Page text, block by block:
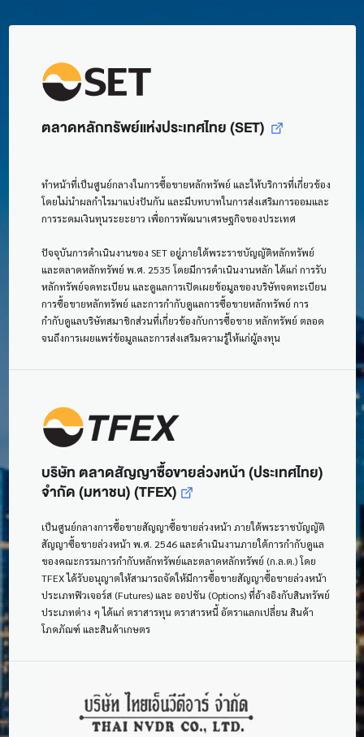
ตลาดหลักทรัพย์แห่งประเทศไทย (SET)
ทำหน้าที่เป็นศูนย์กลางในการซื้อขายหลักทรัพย์ และให้บริการที่เกี่ยวข้อง
โดยไม่นำผลกำไรมาแบ่งปันกัน และมีบทบาทในการส่งเสริมการออมและ
การระดมเงินทุนระยะยาว เพื่อการพัฒนาเศรษฐกิจของประเทศ
ปัจจุบันการดำเนินงานของ SET อยู่ภายใต้พระราชบัญญัติหลักทรัพย์
และตลาดหลักทรัพย์ พ.ศ. 2535 โดยมีการดำเนินงานหลัก ได้แก่ การรับ
หลักทรัพย์จดทะเบียน และดูแลการเปิดเผยข้อมูลของบริษัทจดทะเบียน
การซื้อขายหลักทรัพย์ และการกำกับดูแลการซื้อขายหลักทรัพย์ การ
กำกับดูแลบริษัทสมาชิกส่วนที่เกี่ยวข้องกับการซื้อขาย หลักทรัพย์ ตลอด
จนถึงการเผยแพร่ข้อมูลและการส่งเสริมความรู้ให้แก่ผู้ลงทุน
บริษัท ตลาดสัญญาซื้อขายล่วงหน้า (ประเทศไทย)
จำกัด (มหาชน) (TFEX)
เป็นศูนย์กลางการซื้อขายสัญญาซื้อขายล่วงหน้า ภายใต้พระราชบัญญัติ
สัญญาซื้อขายล่วงหน้า พ.ศ. 2546 และดำเนินงานภายใต้การกำกับดูแล
ของคณะกรรมการกำกับหลักทรัพย์และตลาดหลักทรัพย์ (ก.ล.ต.) โดย
TFEX ได้รับอนุญาตให้สามารถจัดให้มีการซื้อขายสัญญาซื้อขายล่วงหน้า
ประเภทฟิวเจอร์ส (Futures) และ ออปชัน (Options) ที่อ้างอิงกับสินทรัพย์
ประเภทต่าง ๆ ได้แก่ ตราสารทุน ตราสารหนี้ อัตราแลกเปลี่ยน สินค้า
โภคภัณฑ์ และสินค้าเกษตร